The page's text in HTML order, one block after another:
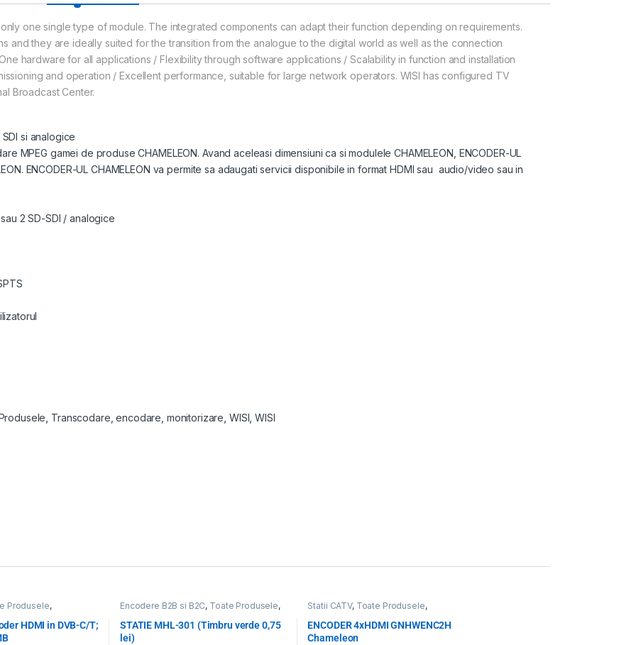
one single type of module. The integrated components can adapt their function depending on requirements.
and they are ideally suited for the transition from the analogue to the digital world as well as the connection
hardware for all applications / Flexibility through software applications / Scalability in function and installation
and operation / Excellent performance, suitable for large network operators. WISI has configured TV
Broadcast Center.
SDI si analogice
MPEG gamei de produse CHAMELEON. Avand aceleasi dimensiuni ca si modulele CHAMELEON, ENCODER-UL
ENCODER-UL CHAMELEON va permite sa adaugati servicii disponibile in format HDMI sau audio/video sau in
2 SD-SDI / analogice
Transcodare, encodare, monitorizare WISI ,WISI
Produsele,
HDMI in DVB-C/T;
Encodere B2B si B2C, Toate Produsele,
STATIE MHL-301 (Timbru verde 0,75
lei)
Statii CATV, Toate Produsele,
WISI,WISI
ENCODER 4xHDMI GNHWENC2H
Chameleon